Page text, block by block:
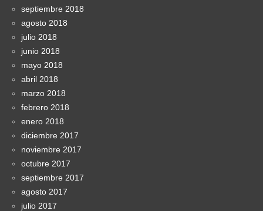
septiembre 2018
agosto 2018
julio 2018
junio 2018
mayo 2018
abril 2018
marzo 2018
febrero 2018
enero 2018
diciembre 2017
noviembre 2017
octubre 2017
septiembre 2017
agosto 2017
julio 2017